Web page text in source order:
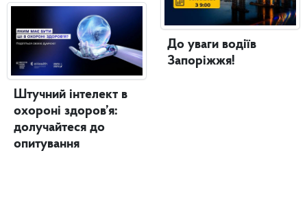
Штучний інтелект в
охороні здоров’я:
долучайтеся до
опитування
До уваги водіїв
Запоріжжя!